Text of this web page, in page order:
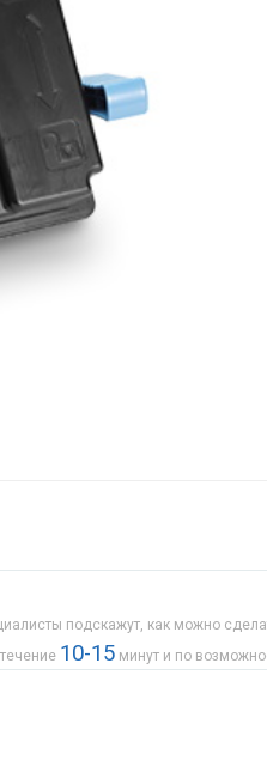
подскажут, как можно
10-15 минут и по